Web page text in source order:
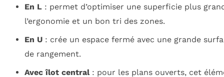
En L: permet d’optimiser une superficie plus
l’ergonomie et un bon tri des zones.
En U: crée un espace fermé avec une grande
de rangement.
Avec îlot central: pour les plans ouverts, cet